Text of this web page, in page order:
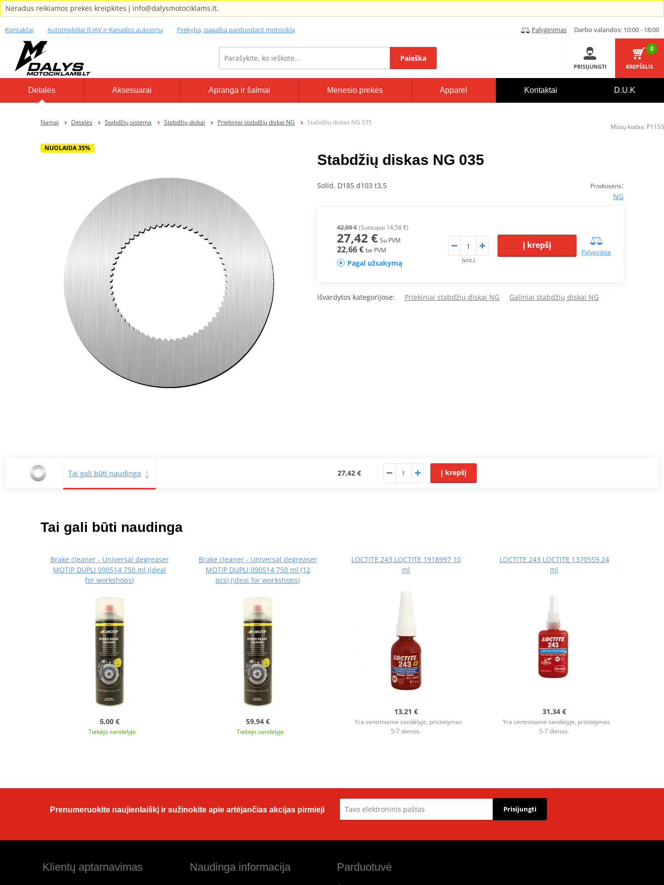
Neradus reikiamos prekės kreipkites į info@dalysmotociklams.lt.
Kontaktai Automobiliai iš JAV ir Kanados aukcionų Prekyba, pagalba parduodant motociklą Palyginimas Darbo valandos: 10:00 - 18:00
Paieška
PRISIJUNGTI
0
KREPŠELIS
Detalės Aksesuarai Apranga ir šalmai Mėnesio prekės Apparel Kontaktai D.U.K
Namai Detalės Stabdžių sistema Stabdžių diskai Priekiniai stabdžių diskai NG Stabdžių diskas NG 035
NUOLAIDA 35%
Stabdžių diskas NG 035
Prodiuseris:
NG
Solid, D185 d103 t3,5
42,00 €(Sutaupai 14,58 €)
27,42 € Su PVM
22,66 € be PVM
Pagal užsakymą (vnt.)
Į krepšį
Palyginkite
Išvardytos kategorijose: Priekiniai stabdžių diskai NG Galiniai stabdžių diskai NG
Tai gali būti naudinga 27,42 € Į krepšį
Mūsų kodas: P1153
Tai gali būti naudinga
Brake cleaner - Universal degreaser
MOTIP DUPLI 090514 750 ml (ideal
for workshops)
5,00 €
Tiekėjo sandelyje
Brake cleaner - Universal degreaser
MOTIP DUPLI 090514 750 ml (12
pcs) (ideal for workshops)
59,94 €
Tiekėjo sandelyje
LOCTITE 243 LOCTITE 1918997 10
ml
13,21 €
Yra centriniame sandėlyje, pristatymas
5-7 dienos.
LOCTITE 243 LOCTITE 1370559 24
ml
31,34 €
Yra centriniame sandėlyje, pristatymas
5-7 dienos.
Prenumeruokite naujienlaiškį ir sužinokite apie artėjančias akcijas pirmieji Prisijungti
Klientų aptarnavimas Naudinga informacija Parduotuvė